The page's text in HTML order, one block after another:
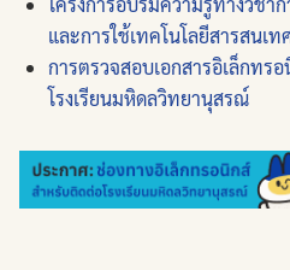
และการใช้เทคโนโลยีสารสนเท
การตรวจสอบเอกสารอิเล็กทร
โรงเรียนมหิดลวิทยานุสรณ์